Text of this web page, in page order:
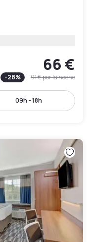
66 €
-28% 91 €por la noche
09h - 18h